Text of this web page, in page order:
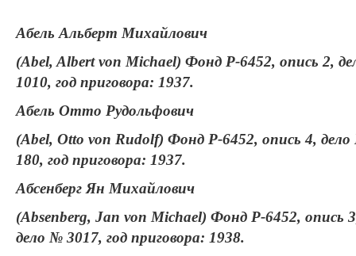
Абель Альберт Михайлович
(Abel, Albert von Michael) Фонд Р-6452, опись 2,
1010, год приговора: 1937.
Абель Отто Рудольфович
(Abel, Otto von Rudolf) Фонд Р-6452, опись 4,
180, год приговора: 1937.
Абсенберг Ян Михайлович
(Absenberg, Jan von Michael) Фонд Р-6452, опись
дело № 3017, год приговора: 1938.